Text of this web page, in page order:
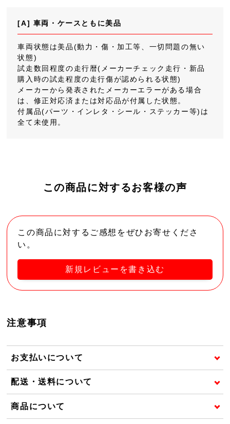
[A] 車両・ケースともに美品
車両状態は美品(動力・傷・加工等、一切問題の無い
状態)
試走数回程度の走行暦(メーカーチェック走行・新品
購入時の試走程度の走行傷が認められる状態)
メーカーから発表されたメーカーエラーがある場合
は、修正対応済または対応品が付属した状態。
付属品(パーツ・インレタ・シール・ステッカー等)は
全て未使用。
この商品に対するお客様の声
この商品に対するご感想をぜひお寄せくださ
い。
新規レビューを書き込む
注意事項
お支払いについて
配送・送料について
商品について